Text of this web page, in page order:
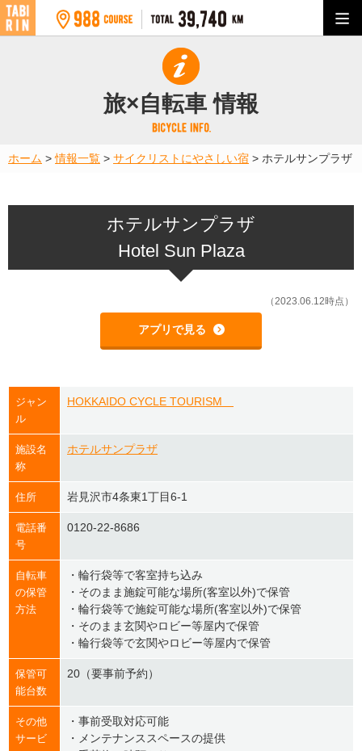
旅×自転車 情報
ホーム >情報一覧 > サイクリストにやさしい宿 > ホテルサンプラザ
ホテルサンプラザ
Hotel Sun Plaza
（2023.06.12時点）
アプリで見る
ジャン
ル
HOKKAIDO CYCLE TOURISM
施設名
称
ホテルサンプラザ
住所 岩見沢市4条東1丁目6-1
電話番
号
0120-22-8686
自転車
の保管
方法
・輪行袋等で客室持ち込み
・そのまま施錠可能な場所(客室以外)で保管
・輪行袋等で施錠可能な場所(客室以外)で保管
・そのまま玄関やロビー等屋内で保管
・輪行袋等で玄関やロビー等屋内で保管
保管可
能台数
20（要事前予約）
その他
サービ
・事前受取対応可能
・メンテナンススペースの提供